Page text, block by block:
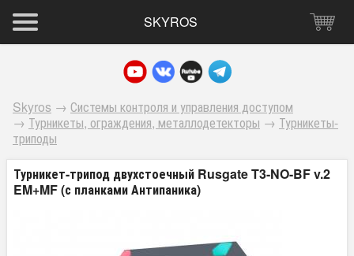
SKYROS
Skyros → Системы контроля и управления доступом
→ Турникеты, ограждения, металлодетекторы → Турникеты-
триподы
Турникет-трипод двухстоечный Rusgate T3-NO-BF v.2
EM+MF (с планками Антипаника)